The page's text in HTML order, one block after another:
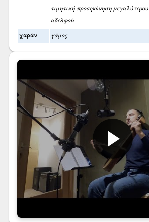
τιμητική προσφώνηση μεγαλύτερου
αδελφού
χαράν γάμος